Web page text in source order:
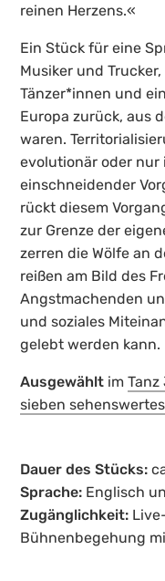
reinen Herzens.«
Ein Stück für eine
Musiker und
Tänzer*innen und
Europa zurück, aus
waren.
evolutionär oder nur
einschneidender
rückt diesem
zur Grenze der
zerren die Wölfe an
reißen am Bild des
Angstmachenden
und soziales
gelebt werden kann.
Ausgewählt im
sieben
Dauer des Stücks:
Sprache: Englisch
Zugänglichkeit:
Bühnenbegehung